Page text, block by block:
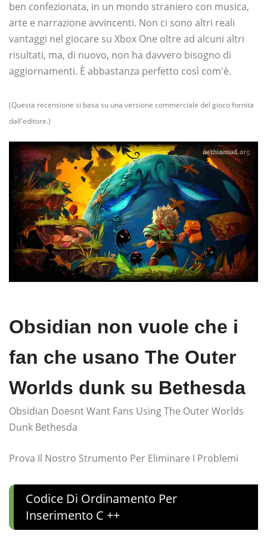
ben confezionata, in un mondo straniero con musica,
arte e narrazione avvincenti. Non ci sono altri reali
vantaggi nel giocare su Xbox One oltre ad alcuni altri
risultati, ma, di nuovo, non ha davvero bisogno di
aggiornamenti. È abbastanza perfetto così com'è.
(Questa recensione si basa su una versione commerciale del gioco fornita
dall'editore.)
Obsidian non vuole che i
fan che usano The Outer
Worlds dunk su Bethesda
Obsidian Doesnt Want Fans Using The Outer Worlds
Dunk Bethesda
Prova Il Nostro Strumento Per Eliminare I Problemi
Codice Di Ordinamento Per
Inserimento C ++